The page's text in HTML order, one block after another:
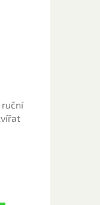
ruční